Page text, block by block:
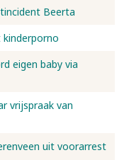
Beerta
eigen baby via
vrijspraak van
uit voorarrest